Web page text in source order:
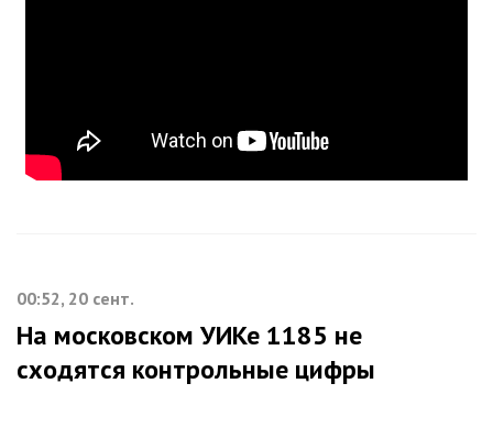
00:52, 20 сент.
На московском УИКе 1185 не
сходятся контрольные цифры